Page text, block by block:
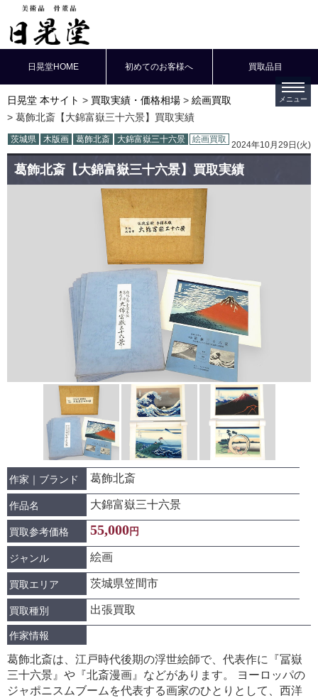
日晃堂HOME 初めてのお客様へ 買取品目
日晃堂 本サイト 買取実績・価格相場
絵画買取
葛飾北斎【大錦富嶽三十六景】買取実績
茨城県 木版画 葛飾北斎 大錦富嶽三十六景 絵画買取
2024年10月29日(火)
葛飾北斎【大錦富嶽三十六景】買取実績
作家｜ブランド 葛飾北斎
作品名 大錦富嶽三十六景
買取参考価格 55,000円
ジャンル 絵画
買取エリア 茨城県笠間市
買取種別 出張買取
作家情報
葛飾北斎は、江戸時代後期の浮世絵師で、代表作に『冨嶽
三十六景』や『北斎漫画』などがあります。 ヨーロッパの
ジャポニスムブームを代表する画家のひとりとして、西洋